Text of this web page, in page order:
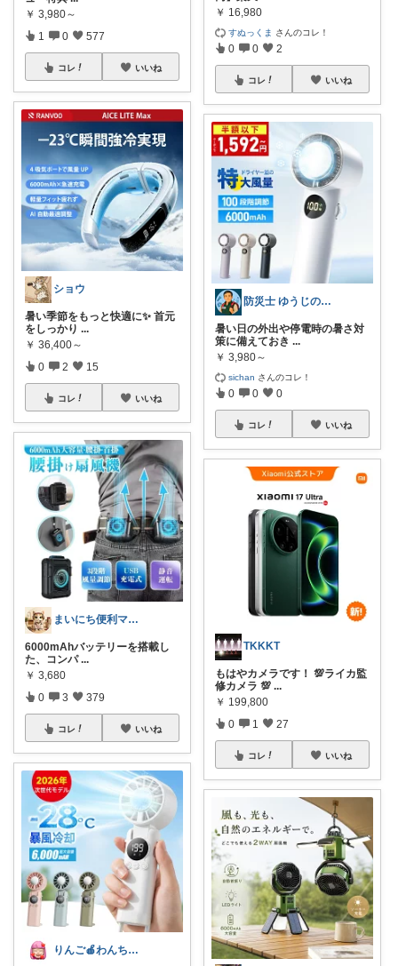
￥ 3,980～
1 0 577
コレ いいね
ショウ
暑い季節をもっと快適に✨ 首元
をしっかり ...
￥ 36,400～
0 2 15
コレ いいね
まいにち便利マーケット
6000mAhバッテリーを搭載し
た、コンパ ...
￥ 3,680
0 3 379
コレ いいね
りんご🍎わんちゃん🐶との生活✩⡱
￥ 16,980
すぬっくま さんのコレ！
0 0 2
コレ いいね
防災士 ゆうじの備えと暮らし
暑い日の外出や停電時の暑さ対
策に備えておき ...
￥ 3,980～
sichan さんのコレ！
0 0 0
コレ いいね
TKKKT
もはやカメラです！ 💯ライカ監
修カメラ 💯 ...
￥ 199,800
0 1 27
コレ いいね